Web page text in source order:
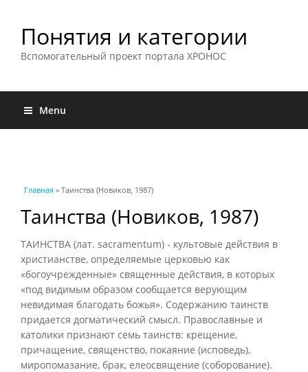
Понятия и категории
Вспомогательный проект портала ХРОНОС
Menu
Вы здесь
Главная » Таинства (Новиков, 1987)
Таинства (Новиков, 1987)
ТАИНСТВА (лат. sacramentum) - культовые действия в
христианстве, определяемые церковью как
«богоучрежденные» священные действия, в которых
«под видимым образом сообщается верующим
невидимая благодать божья». Содержанию таинств
придается догматический смысл. Православные и
католики признают семь таинств: крещение,
причащение, священство, покаяние (исповедь),
миропомазание, брак, елеосвящение (соборование).